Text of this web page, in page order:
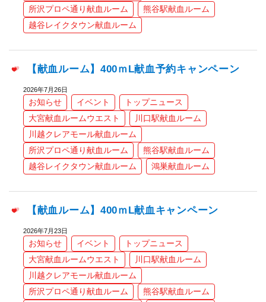
所沢プロペ通り献血ルーム
熊谷駅献血ルーム
越谷レイクタウン献血ルーム
【献血ルーム】400ｍL献血予約キャンペーン
2026年7月26日
お知らせ イベント
トップニュース
大宮献血ルームウエスト
川口駅献血ルーム
川越クレアモール献血ルーム
所沢プロペ通り献血ルーム
熊谷駅献血ルーム
越谷レイクタウン献血ルーム
鴻巣献血ルーム
【献血ルーム】400ｍL献血キャンペーン
2026年7月23日
お知らせ イベント
トップニュース
大宮献血ルームウエスト
川口駅献血ルーム
川越クレアモール献血ルーム
所沢プロペ通り献血ルーム
熊谷駅献血ルーム